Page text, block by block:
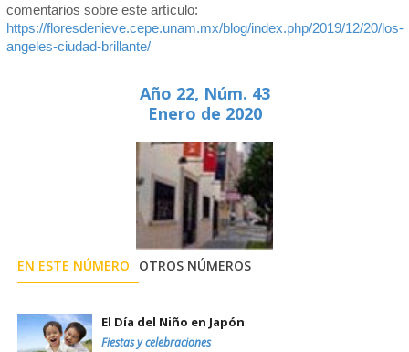
comentarios sobre este artículo:
https://floresdenieve.cepe.unam.mx/blog/index.php/2019/12/20/los-
angeles-ciudad-brillante/
Año 22, Núm. 43
Enero de 2020
EN ESTE NÚMERO OTROS NÚMEROS
El Día del Niño en Japón
Fiestas y celebraciones